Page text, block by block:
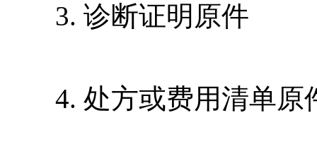
3. 诊断证明原件
4. 处方或费用清单原